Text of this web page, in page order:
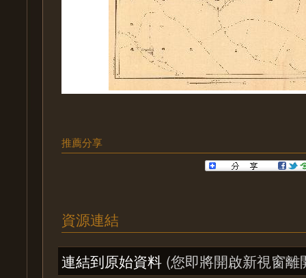
推薦分享
資源連結
連結到原始資料 (您即將開啟新視窗離